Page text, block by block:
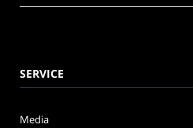
SERVICE
Media